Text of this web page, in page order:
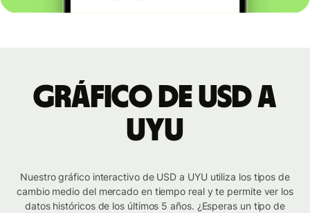
Gráfico de USD a
UYU
Nuestro gráfico interactivo de USD a UYU utiliza los tipos de
cambio medio del mercado en tiempo real y te permite ver los
datos históricos de los últimos 5 años. ¿Esperas un tipo de